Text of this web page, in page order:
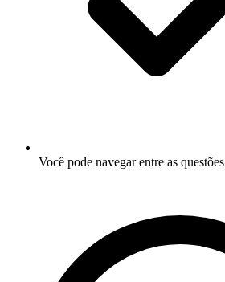
Você pode navegar entre as questões